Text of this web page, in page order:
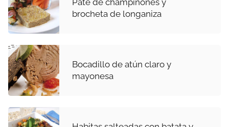
brocheta de longaniza
Bocadillo de atún claro y
mayonesa